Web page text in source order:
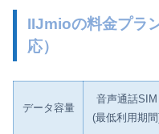
IIJmioの料金プラ
応）
データ容量
音声通話SIM
(最低利用期